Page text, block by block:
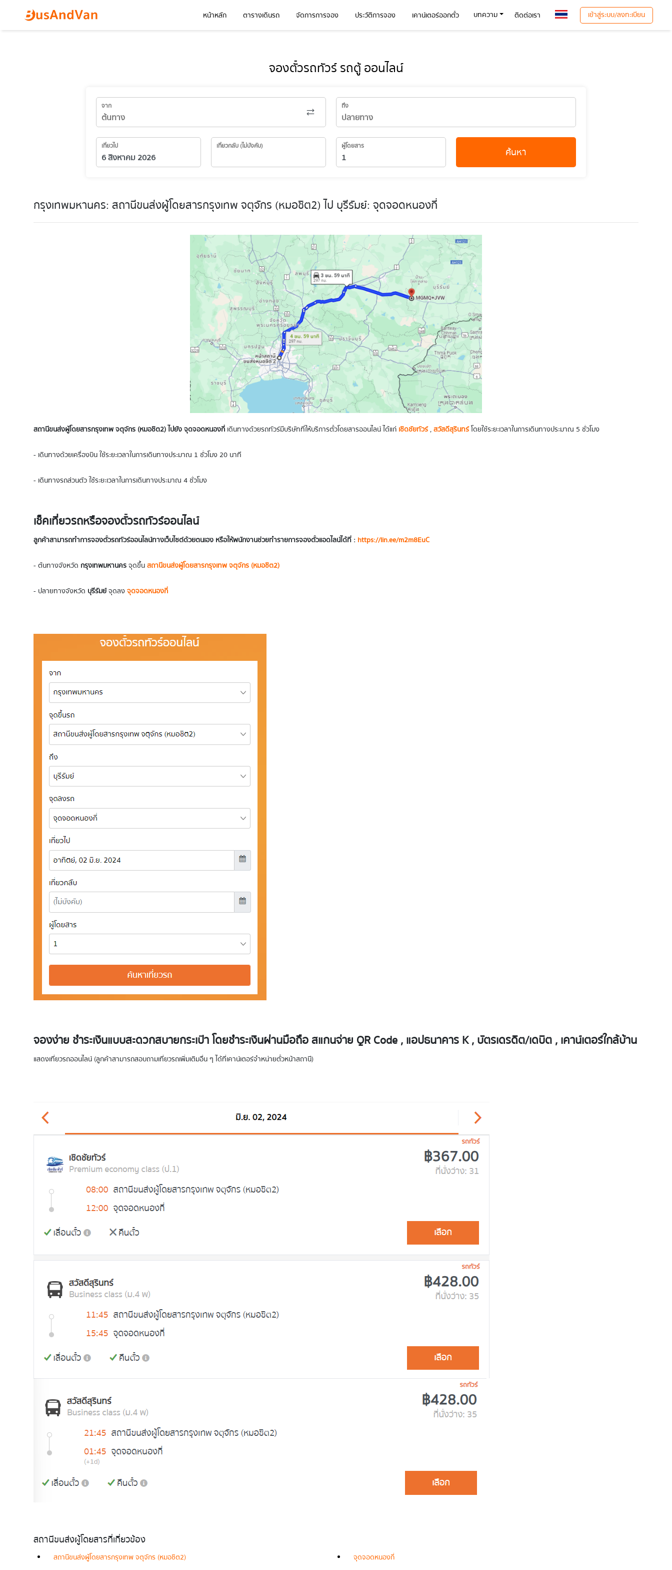
หน้าหลัก ตารางเดินรถ จัดการการจอง ประวัติการจอง เคาน์เตอร์ออกตั๋ว บทความ ติดต่อเรา เข้าสู่ระบบ/ลงทะเบียน
จองตั๋วรถทัวร์ รถตู้ ออนไลน์
จาก ถึง
เที่ยวไป เที่ยวกลับ (ไม่บังคับ) ผู้โดยสาร ค้นหา
กรุงเทพมหานคร: สถานีขนส่งผู้โดยสารกรุงเทพ จตุจักร (หมอชิต2) ไป บุรีรัมย์: จุดจอดหนองกี่
สถานีขนส่งผู้โดยสารกรุงเทพ จตุจักร (หมอชิต2) ไปยัง จุดจอดหนองกี่ เดินทางด้วยรถทัวร์มีบริษัทที่ให้บริการตั๋วโดยสารออนไลน์ ได้แก่ เชิดชัยทัวร์,สวัสดีสุรินทร์โดยใช้ระยะเวลาในการเดินทางประมาณ 5 ชั่วโมง
- เดินทางด้วยเครื่องบิน ใช้ระยะเวลาในการเดินทางประมาณ 1 ชั่วโมง 20 นาที
- เดินทางรถส่วนตัว ใช้ระยะเวลาในการเดินทางประมาณ 4 ชั่วโมง
เช็คเที่ยวรถหรือจองตั๋วรถทัวร์ออนไลน์
ลูกค้าสามารถทำการจองตั๋วรถทัวร์ออนไลน์ทางเว็บไซต์ด้วยตนเอง หรือให้พนักงานช่วยทำรายการจองตั๋วแอดไลน์ได้ที่ : https://lin.ee/m2m8EuC
- ต้นทางจังหวัด กรุงเทพมหานครจุดขึ้นสถานีขนส่งผู้โดยสารกรุงเทพ จตุจักร (หมอชิต2)
- ปลายทางจังหวัด บุรีรัมย์จุดลงจุดจอดหนองกี่
จองง่าย ชำระเงินแบบสะดวกสบายกระเป๋า โดยชำระเงินผ่านมือถือ สแกนจ่าย QR Code , แอปธนาคาร K , บัตรเดรดิต/เดบิต , เคาน์เตอร์ใกล้บ้าน
แสดงเที่ยวรถออนไลน์ (ลูกค้าสามารถสอบถามเที่ยวรถเพิ่มเติมอื่น ๆ ได้ที่เคาน์เตอร์จำหน่ายตั๋วหน้าสถานี)
สถานีขนส่งผู้โดยสารที่เกี่ยวข้อง
สถานีขนส่งผู้โดยสารกรุงเทพ จตุจักร (หมอชิต2) จุดจอดหนองกี่